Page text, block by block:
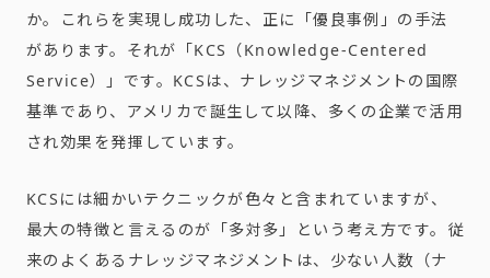
か。これらを実現し成功した、正に「優良事例」の手法
があります。それが「KCS（Knowledge-Centered
Service）」です。KCSは、ナレッジマネジメントの国際
基準であり、アメリカで誕生して以降、多くの企業で活用
され効果を発揮しています。
KCSには細かいテクニックが色々と含まれていますが、
最大の特徴と言えるのが「多対多」という考え方です。従
来のよくあるナレッジマネジメントは、少ない人数（ナ